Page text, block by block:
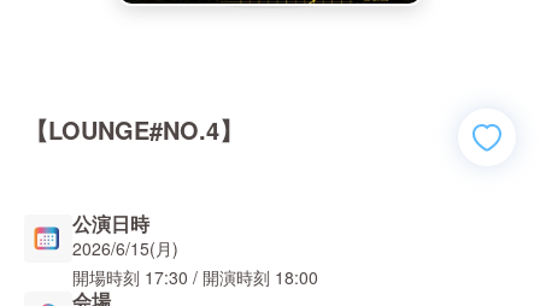
【LOUNGE#NO.4】
公演日時
2026/6/15(月)
開場時刻 17:30 / 開演時刻 18:00